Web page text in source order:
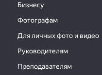
Бизнесу
Фотографам
Для личных фото и видео
Руководителям
Преподавателям